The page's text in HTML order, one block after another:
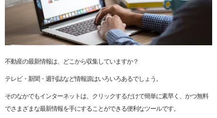
不動産の最新情報は、どこから収集していますか？
テレビ・新聞・週刊誌など情報源はいろいろあるでしょう。
そのなかでもインターネットは、クリックするだけで簡単に素早く、かつ無料
でさまざまな最新情報を手にすることができる便利なツールです。